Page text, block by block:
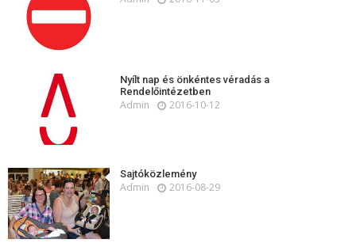
Nyílt nap és önkéntes véradás a
Rendelőintézetben
Admin 2016-10-12
Sajtóközlemény
Admin 2016-08-29